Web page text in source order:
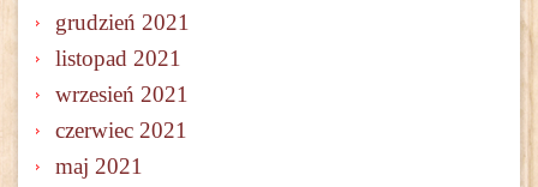
grudzień 2021
listopad 2021
wrzesień 2021
czerwiec 2021
maj 2021